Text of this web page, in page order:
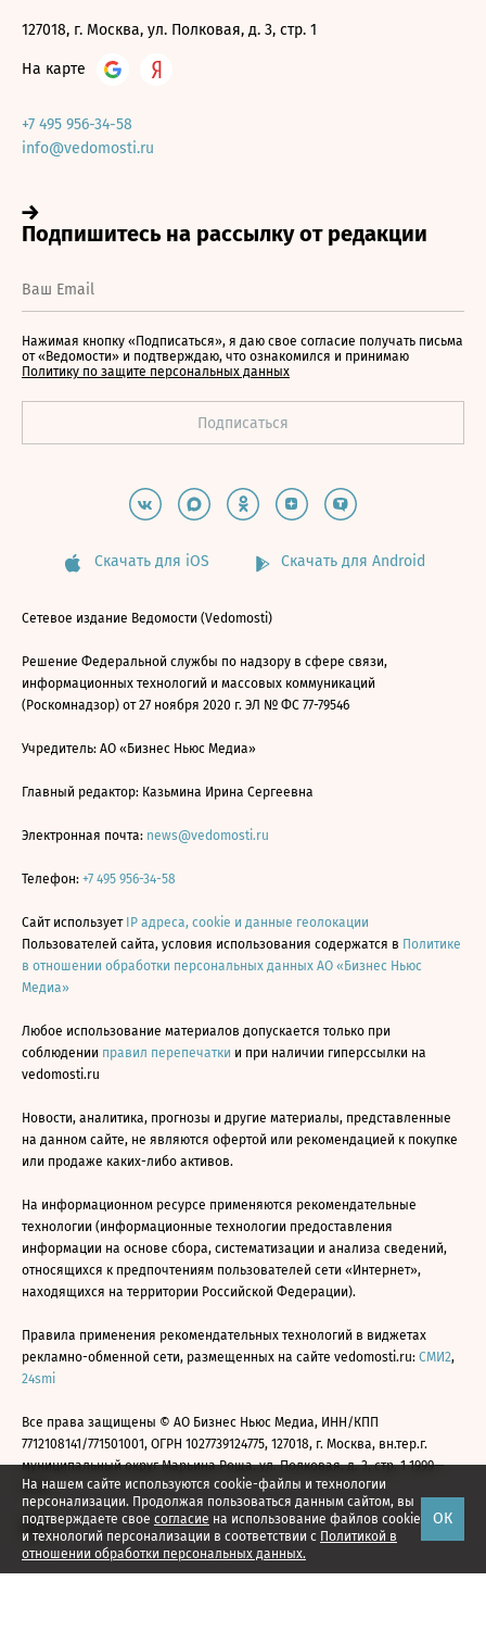
На нашем сайте используются cookie-файлы и технологии
персонализации. Продолжая пользоваться данным сайтом, вы
подтверждаете свое согласие на использование файлов cookie
и технологий персонализации в соответствии с Политикой в
отношении обработки персональных данных.
ОК
127018, г. Москва, ул. Полковая, д. 3, стр. 1
На карте
+7 495 956-34-58
info@vedomosti.ru
Нажимая кнопку «Подписаться», я даю свое согласие получать письма
от «Ведомости» и подтверждаю, что ознакомился и принимаю
Политику по защите персональных данных
Скачать для iOS Скачать для Android
Сетевое издание Ведомости (Vedomosti)
Решение Федеральной службы по надзору в сфере связи,
информационных технологий и массовых коммуникаций
(Роскомнадзор) от 27 ноября 2020 г. ЭЛ № ФС 77-79546
Учредитель: АО «Бизнес Ньюс Медиа»
Главный редактор: Казьмина Ирина Сергеевна
Электронная почта: news@vedomosti.ru
Телефон: +7 495 956-34-58
Сайт использует IP адреса, cookie и данные геолокации
Пользователей сайта, условия использования содержатся в Политике
в отношении обработки персональных данных АО «Бизнес Ньюс
Медиа»
Любое использование материалов допускается только при
соблюдении правил перепечатки и при наличии гиперссылки на
vedomosti.ru
Новости, аналитика, прогнозы и другие материалы, представленные
на данном сайте, не являются офертой или рекомендацией к покупке
или продаже каких-либо активов.
На информационном ресурсе применяются рекомендательные
технологии (информационные технологии предоставления
информации на основе сбора, систематизации и анализа сведений,
относящихся к предпочтениям пользователей сети «Интернет»,
находящихся на территории Российской Федерации).
Правила применения рекомендательных технологий в виджетах
рекламно-обменной сети, размещенных на сайте vedomosti.ru: СМИ2,
24smi
Все права защищены © АО Бизнес Ньюс Медиа, ИНН/КПП
7712108141/771501001, ОГРН 1027739124775, 127018, г. Москва, вн.тер.г.
муниципальный округ Марьина Роща, ул. Полковая, д. 3, стр. 1 1999—
2026